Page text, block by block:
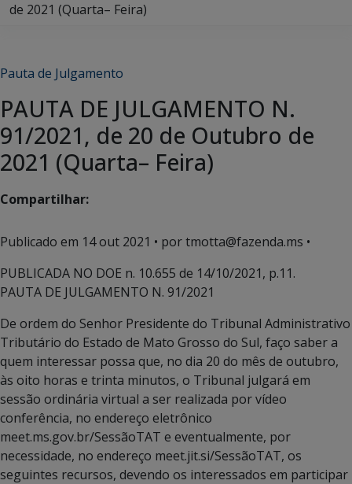
de 2021 (Quarta– Feira)
Pauta de Julgamento
PAUTA DE JULGAMENTO N.
91/2021, de 20 de Outubro de
2021 (Quarta– Feira)
Compartilhar:
Publicado em 14 out 2021 • por tmotta@fazenda.ms •
PUBLICADA NO DOE n. 10.655 de 14/10/2021, p.11.
PAUTA DE JULGAMENTO N. 91/2021
De ordem do Senhor Presidente do Tribunal Administrativo
Tributário do Estado de Mato Grosso do Sul, faço saber a
quem interessar possa que, no dia 20 do mês de outubro,
às oito horas e trinta minutos, o Tribunal julgará em
sessão ordinária virtual a ser realizada por vídeo
conferência, no endereço eletrônico
meet.ms.gov.br/SessãoTAT e eventualmente, por
necessidade, no endereço meet.jit.si/SessãoTAT, os
seguintes recursos, devendo os interessados em participar